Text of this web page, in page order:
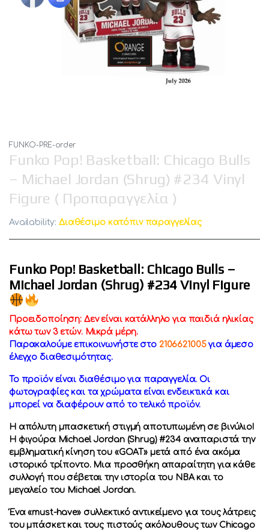
FUNKO-PRE-order
Funko Pop! Basketball: Chicago Bulls
– Michael Jordan (Shrug) #234 Vinyl
Figure ( Προπαραγγελία )
Availability:Διαθέσιμο κατόπιν παραγγελίας
Funko Pop! Basketball: Chicago Bulls –
Michael Jordan (Shrug) #234 Vinyl Figure
Προειδοποίηση: Δεν είναι κατάλληλο για παιδιά ηλικίας
κάτω των 3 ετών. Μικρά μέρη.
Παρακαλούμε επικοινωνήστε στο2106621005για άμεσο
έλεγχο διαθεσιμότητας.
Το προϊόν είναι διαθέσιμο για παραγγελία. Οι
φωτογραφίες και τα χρώματα είναι ενδεικτικά και
μπορεί να διαφέρουν από το τελικό προϊόν.
Η απόλυτη μπασκετική στιγμή αποτυπωμένη σε βινύλιο!
Η φιγούρα Michael Jordan (Shrug) #234 αναπαριστά την
εμβληματική κίνηση του «GOAT» μετά από ένα ακόμα
ιστορικό τρίποντο. Μια προσθήκη απαραίτητη για κάθε
συλλογή που σέβεται την ιστορία του NBA και το
μεγαλείο του Michael Jordan.
Ένα «must-have» συλλεκτικό αντικείμενο για τους λάτρεις
του μπάσκετ και τους πιστούς ακόλουθους των Chicago